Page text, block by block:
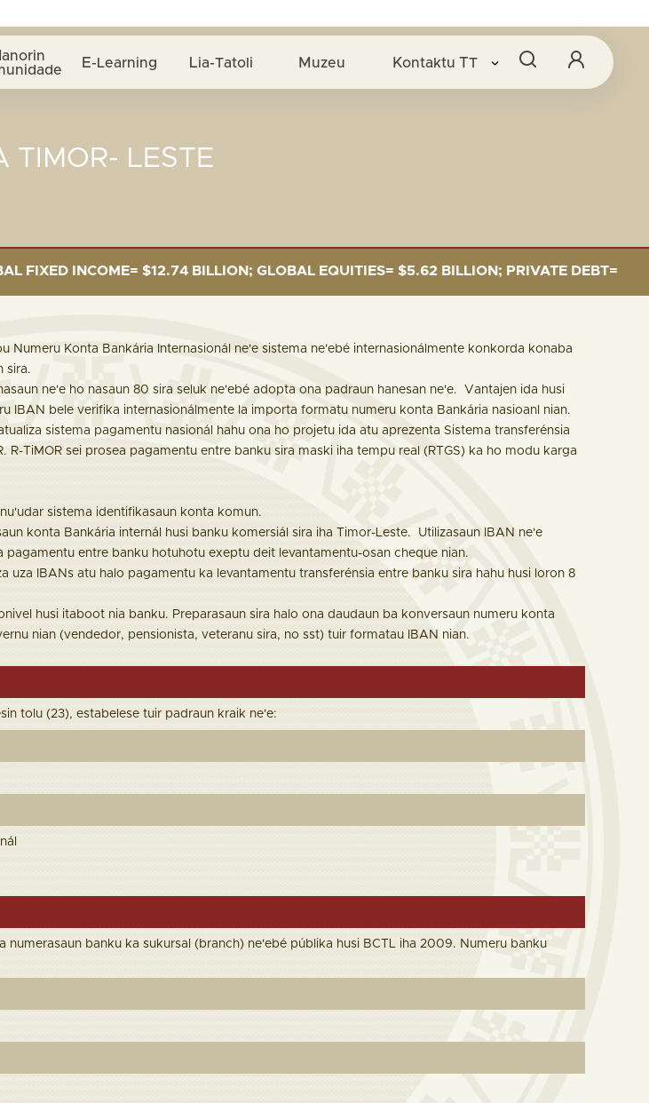
E-Learning Lia-Tatoli Muzeu Kontaktu TT
TIMOR- LESTE
INCOME= $12.74 BILLION; GLOBAL EQUITIES= $5.62 BILLION; PRIVATE DEBT= $589
Numeru Konta Bankária Internasionál ne'e sistema ne'ebé internasionálmente konkorda konaba
sira.
ne'e ho nasaun 80 sira seluk ne'ebé adopta ona padraun hanesan ne'e. Vantajen ida husi
IBAN bele verifika internasionálmente la importa formatu numeru konta Bankária nasioanl nian.
sistema pagamentu nasionál hahu ona ho projetu ida atu aprezenta Sistema transferénsia
R-TiMOR sei prosea pagamentu entre banku sira maski iha tempu real (RTGS) ka ho modu karga
sistema identifikasaun konta komun.
konta Bankária internál husi banku komersiál sira iha Timor-Leste. Utilizasaun IBAN ne'e
pagamentu entre banku hotuhotu exeptu deit levantamentu-osan cheque nian.
uza IBANs atu halo pagamentu ka levantamentu transferénsia entre banku sira hahu husi loron 8
husi itaboot nia banku. Preparasaun sira halo ona daudaun ba konversaun numeru konta
nian (vendedor, pensionista, veteranu sira, no sst) tuir formatau IBAN nian.
tolu (23), estabelese tuir padraun kraik ne'e:
numerasaun banku ka sukursal (branch) ne'ebé públika husi BCTL iha 2009. Numeru banku